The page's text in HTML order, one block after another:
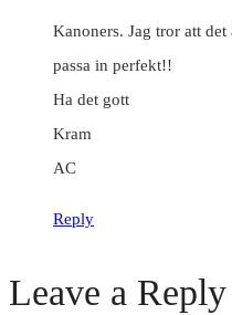
Kanoners. Jag tror att
passa in perfekt!!
Ha det gott
Kram
AC
Reply
Leave a Reply